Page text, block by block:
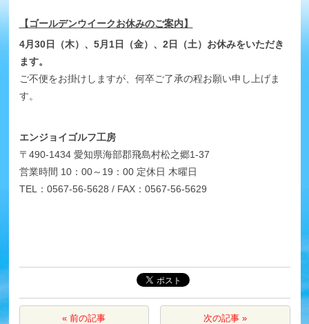
【ゴールデンウイークお休みのご案内】
4月30日（木）、5月1日（金）、2日（土）お休みをいただき
ます。
ご不便をお掛けしますが、何卒ご了承の程お願い申し上げま
す。
エンジョイゴルフ工房
〒490-1434 愛知県海部郡飛島村松之郷1-37
営業時間 10：00～19：00 定休日 木曜日
TEL：0567-56-5628 / FAX：0567-56-5629
« 前の記事 次の記事 »